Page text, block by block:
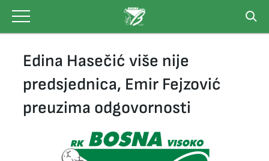
content
Edina Hasečić više nije
predsjednica, Emir Fejzović
preuzima odgovornosti